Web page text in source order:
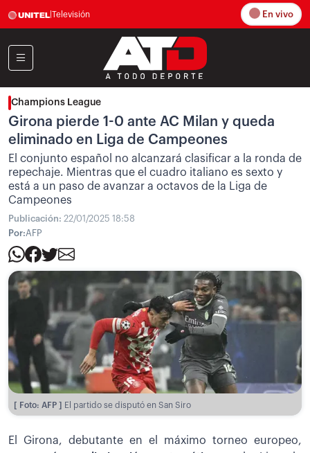
Televisión En vivo
Champions League
Girona pierde 1-0 ante AC Milan y queda
eliminado en Liga de Campeones
El conjunto español no alcanzará clasificar a la ronda de
repechaje. Mientras que el cuadro italiano es sexto y
está a un paso de avanzar a octavos de la Liga de
Campeones
Publicación: 22/01/2025 18:58
Por:AFP
[ Foto: AFP ] El partido se disputó en San Siro
El Girona, debutante en el máximo torneo europeo,